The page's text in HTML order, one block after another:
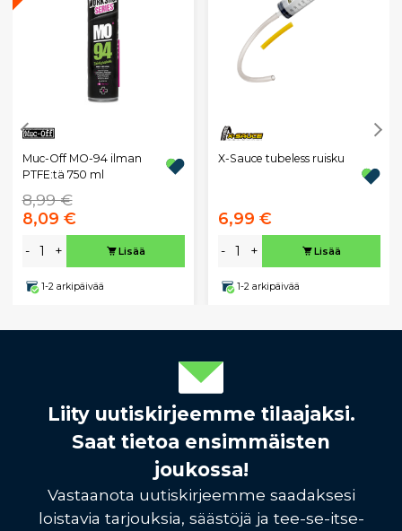
Muc-Off MO-94 ilman
PTFE:tä 750 ml
8,99 €
8,09 €
- + Lisää
1-2 arkipäivää
X-Sauce tubeless ruisku
6,99 €
- + Lisää
1-2 arkipäivää
Liity uutiskirjeemme tilaajaksi.
Saat tietoa ensimmäisten
joukossa!
Vastaanota uutiskirjeemme saadaksesi
loistavia tarjouksia, säästöjä ja tee-se-itse-